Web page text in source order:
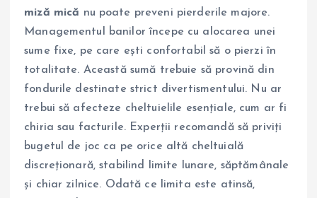
miză mică nu poate preveni pierderile majore.
Managementul banilor începe cu alocarea unei
sume fixe, pe care ești confortabil să o pierzi în
totalitate. Această sumă trebuie să provină din
fondurile destinate strict divertismentului. Nu ar
trebui să afecteze cheltuielile esențiale, cum ar fi
chiria sau facturile. Experții recomandă să priviți
bugetul de joc ca pe orice altă cheltuială
discreționară, stabilind limite lunare, săptămânale
și chiar zilnice. Odată ce limita este atinsă,